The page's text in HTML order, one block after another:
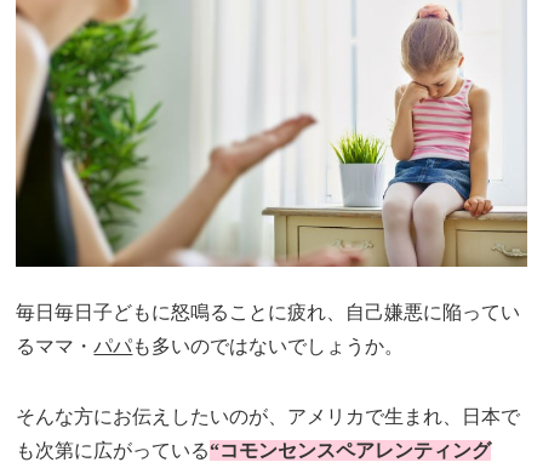
毎日毎日子どもに怒鳴ることに疲れ、自己嫌悪に陥ってい
るママ・パパも多いのではないでしょうか。
そんな方にお伝えしたいのが、アメリカで生まれ、日本で
も次第に広がっている“コモンセンスペアレンティング